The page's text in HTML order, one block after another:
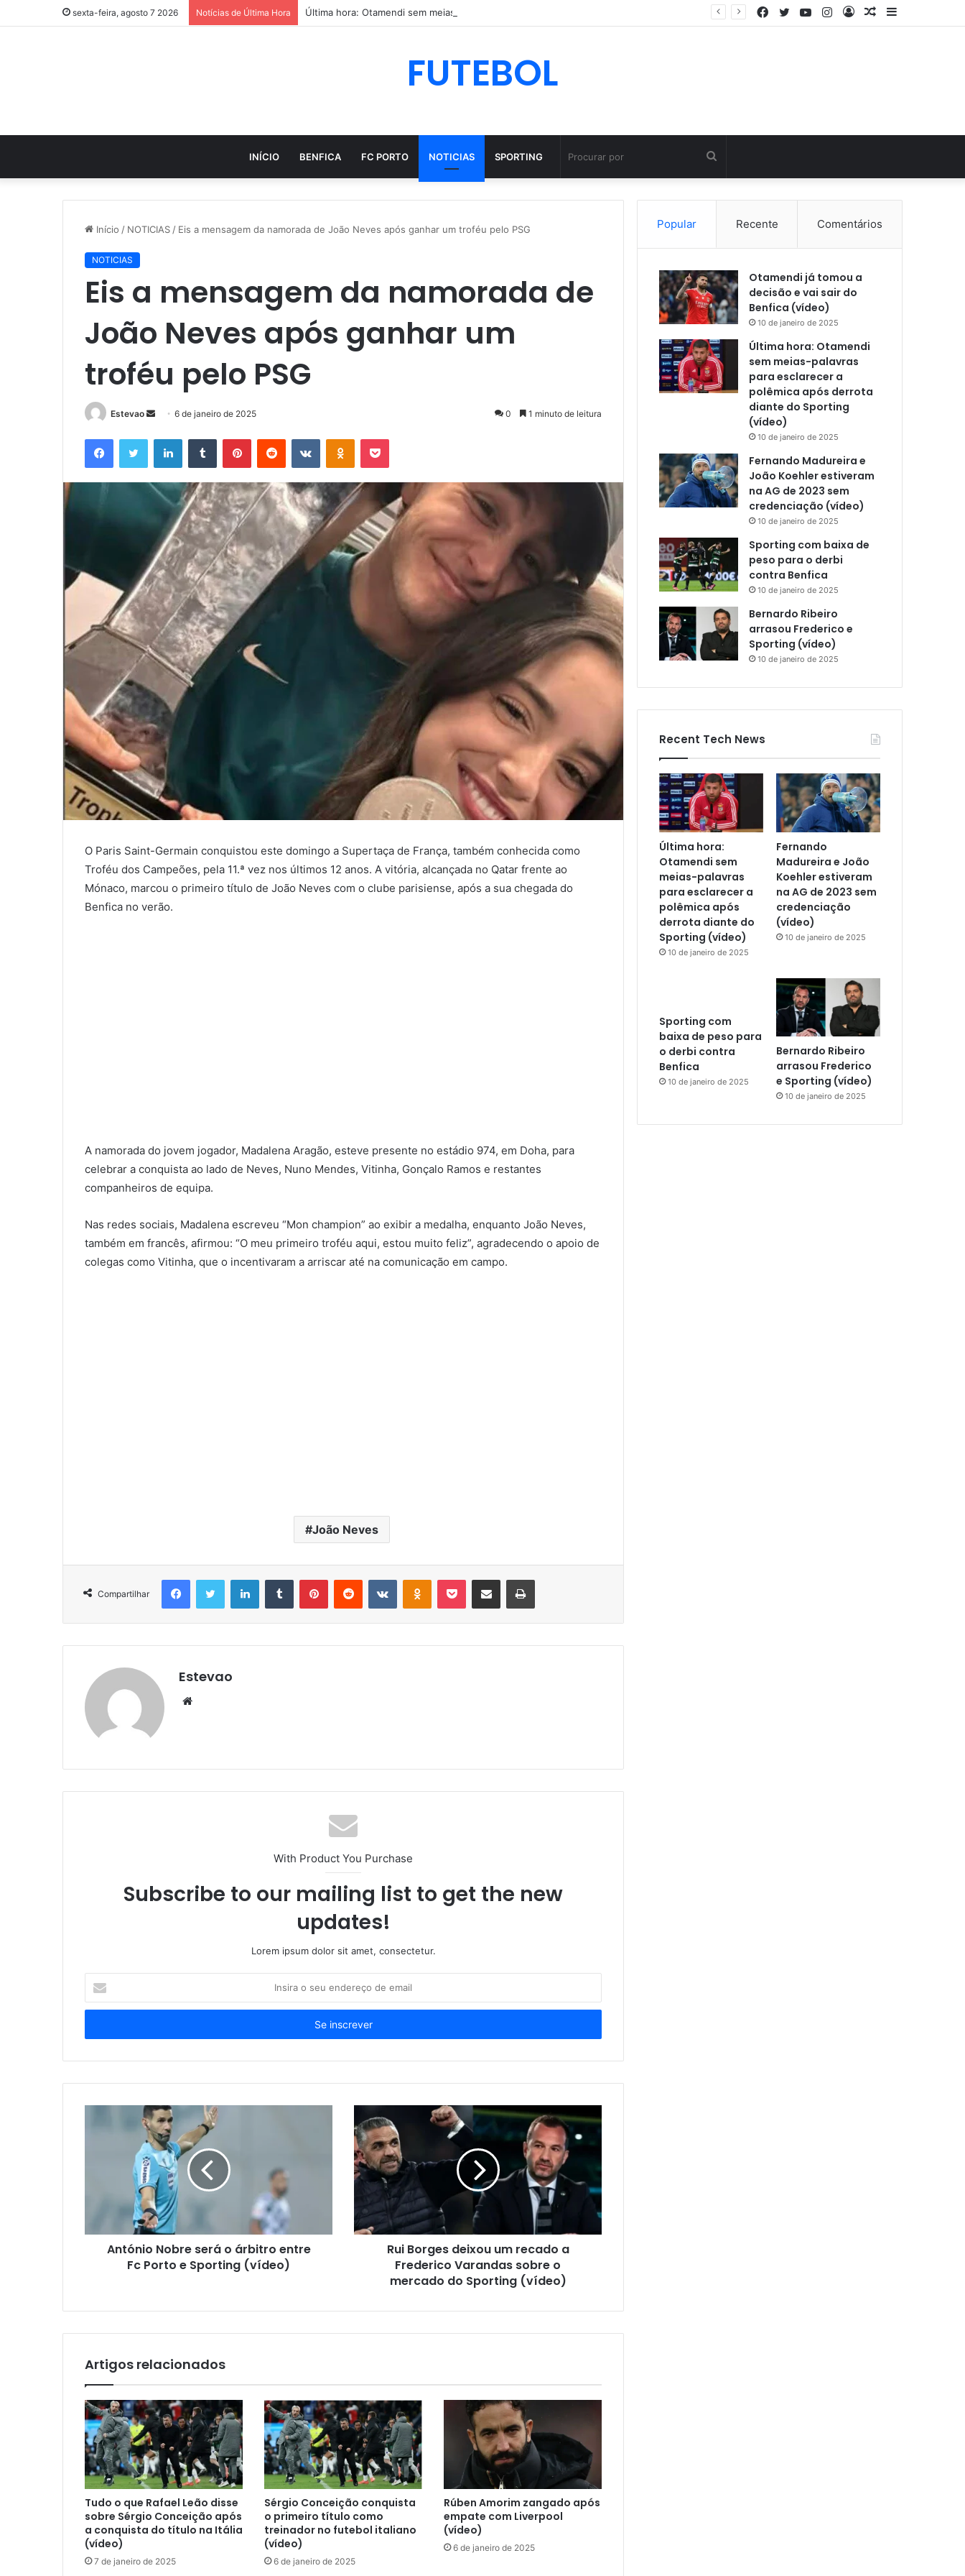
sexta-feira, agosto 7 2026 Notícias de Última Hora
Barra
Artigo
Entrar
Instagram
YouTube
Twitter
Facebook
FUTEBOL
INÍCIO BENFICA FC PORTO NOTICIAS SPORTING Procurar
por
Início / NOTICIAS / Eis a mensagem da namorada de João Neves após ganhar um troféu pelo PSG
NOTICIAS
Eis a mensagem da namorada de
João Neves após ganhar um
troféu pelo PSG
Estevao
Mande
mail
6 de janeiro de 2025 0 1 minuto de leitura
FacebookTwitter LinkedinTumblr PinterestReddit VK OK Pocket
O Paris Saint-Germain conquistou este domingo a Supertaça de França, também conhecida como
Troféu dos Campeões, pela 11.ª vez nos últimos 12 anos. A vitória, alcançada no Qatar frente ao
Mónaco, marcou o primeiro título de João Neves com o clube parisiense, após a sua chegada do
Benfica no verão.
A namorada do jovem jogador, Madalena Aragão, esteve presente no estádio 974, em Doha, para
celebrar a conquista ao lado de Neves, Nuno Mendes, Vitinha, Gonçalo Ramos e restantes
companheiros de equipa.
Nas redes sociais, Madalena escreveu “Mon champion” ao exibir a medalha, enquanto João Neves,
também em francês, afirmou: “O meu primeiro troféu aqui, estou muito feliz”, agradecendo o apoio de
colegas como Vitinha, que o incentivaram a arriscar até na comunicação em campo.
João Neves
Compartilhar
FacebookTwitter LinkedinTumblr PinterestReddit VK OK Pocket Compartilhar via e-mail Imprimir
Estevao
Website
With Product You Purchase
Subscribe to our mailing list to get the new
updates!
Lorem ipsum dolor sit amet, consectetur.
seu
de
António Nobre será o árbitro entre
Fc Porto e Sporting (vídeo)
Rui Borges deixou um recado a
Frederico Varandas sobre o
mercado do Sporting (vídeo)
Artigos relacionados
Tudo o que Rafael Leão disse
sobre Sérgio Conceição após
a conquista do título na Itália
(vídeo)
7 de janeiro de 2025
Sérgio Conceição conquista
o primeiro título como
treinador no futebol italiano
(vídeo)
6 de janeiro de 2025
Rúben Amorim zangado após
empate com Liverpool
(vídeo)
6 de janeiro de 2025
Popular Recente Comentários
Otamendi já tomou a
decisão e vai sair do
Benfica (vídeo)
10 de janeiro de 2025
Última hora: Otamendi
sem meias-palavras
para esclarecer a
polêmica após derrota
diante do Sporting
(vídeo)
10 de janeiro de 2025
Fernando Madureira e
João Koehler estiveram
na AG de 2023 sem
credenciação (vídeo)
10 de janeiro de 2025
Sporting com baixa de
peso para o derbi
contra Benfica
10 de janeiro de 2025
Bernardo Ribeiro
arrasou Frederico e
Sporting (vídeo)
10 de janeiro de 2025
Recent Tech News
Última hora:
Otamendi sem
meias-palavras
para esclarecer a
polêmica após
derrota diante do
Sporting (vídeo)
10 de janeiro de 2025
Fernando
Madureira e João
Koehler estiveram
na AG de 2023 sem
credenciação
(vídeo)
10 de janeiro de 2025
Sporting com
baixa de peso para
o derbi contra
Benfica
10 de janeiro de 2025
Bernardo Ribeiro
arrasou Frederico
e Sporting (vídeo)
10 de janeiro de 2025